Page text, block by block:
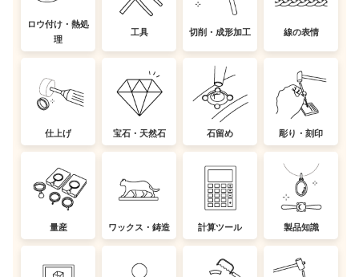
ロウ付け・熱処
理
工具 切削・成形加工 線の表情
仕上げ 宝石・天然石 石留め 彫り・刻印
量産 ワックス・鋳造 計算ツール 製品知識